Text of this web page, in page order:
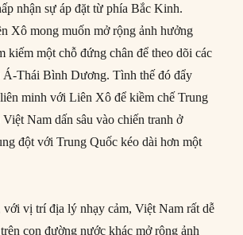
nhận sự áp đặt từ phía Bắc Kinh.
Xô mong muốn mở rộng ảnh hưởng
một chỗ đứng chân để theo dõi các
Á-Thái Bình Dương. Tình thế đó đẩy
minh với Liên Xô để kiềm chế Trung
Nam dấn sâu vào chiến tranh ở
đột với Trung Quốc kéo dài hơn một
với vị trí địa lý nhạy cảm, Việt Nam rất dễ
con đường nước khác mở rộng ảnh